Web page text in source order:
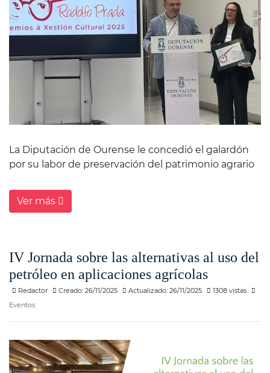
La Diputación de Ourense le concedió el galardón
por su labor de preservación del patrimonio agrario
Ver más
IV Jornada sobre las alternativas al uso del
petróleo en aplicaciones agrícolas
Redactor Creado: 26/11/2025 Actualizado: 26/11/2025
1308 vistas
Eventos